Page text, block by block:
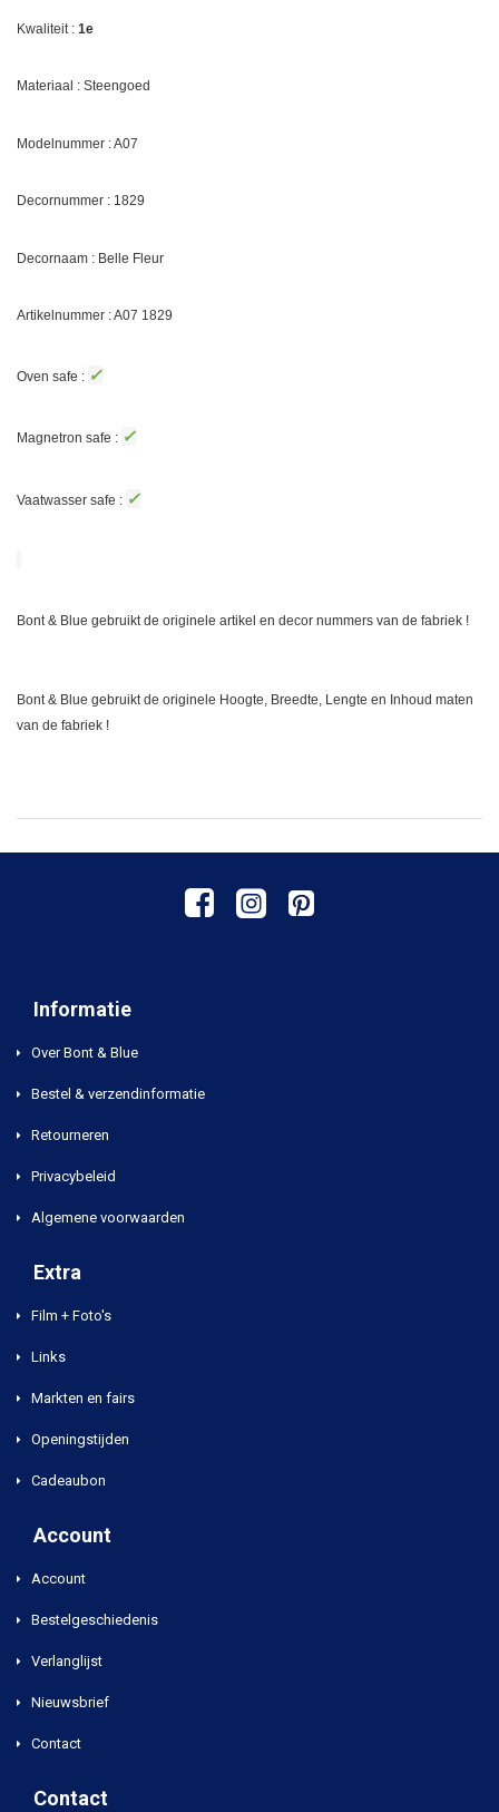
Kwaliteit : 1e
Materiaal : Steengoed
Modelnummer : A07
Decornummer : 1829
Decornaam : Belle Fleur
Artikelnummer : A07 1829
Oven safe : ✓
Magnetron safe : ✓
Vaatwasser safe : ✓
Bont & Blue gebruikt de originele artikel en decor nummers van de fabriek !
Bont & Blue gebruikt de originele Hoogte, Breedte, Lengte en Inhoud maten
van de fabriek !
Informatie
Over Bont & Blue
Bestel & verzendinformatie
Retourneren
Privacybeleid
Algemene voorwaarden
Extra
Film + Foto's
Links
Markten en fairs
Openingstijden
Cadeaubon
Account
Account
Bestelgeschiedenis
Verlanglijst
Nieuwsbrief
Contact
Contact